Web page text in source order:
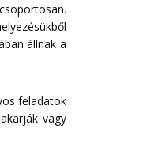
állnak a
feladatok
vagy